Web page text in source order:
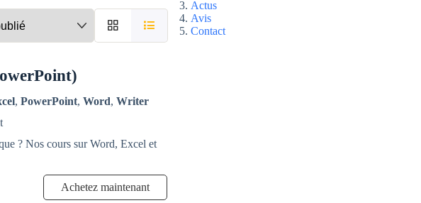
,PowerPoint,Word,Writer
? Nos cours sur Word, Excel et
Achetez maintenant
Actus
Avis
Contact